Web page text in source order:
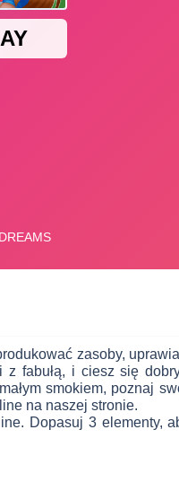
zasoby,
fabułą, i ciesz się
smokiem, poznaj
na naszej stronie.
Dopasuj 3 elementy,